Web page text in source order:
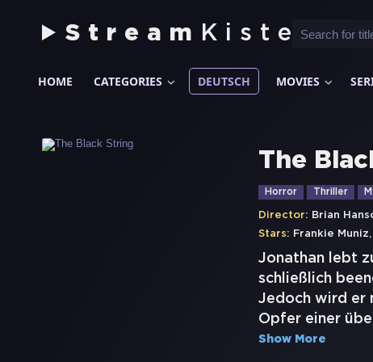
Stream Kiste
HOME CATEGORIES DEUTSCH MOVIES
The
Horror Thriller
Director: Brian
Stars: Frankie Muniz,
Jonathan lebt
schließlich
Jedoch wird er
Opfer einer
Show More